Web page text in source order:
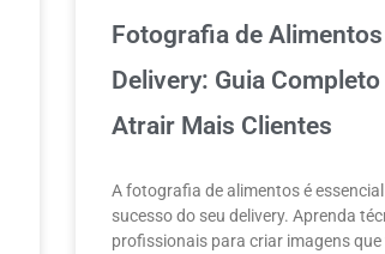
Fotografia de
Delivery: Guia
Atrair Mais Clientes
A fotografia de alimentos é
sucesso do seu delivery. Aprenda
profissionais para criar imagens que